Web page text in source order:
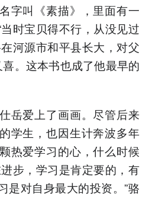
字叫《素描》，里面有一
时宝贝得不行，从没见过
河源市和平县长大，对父
喜。这本书也成了他最早的
岳爱上了画画。尽管后来
学生，也因生计奔波多年
热爱学习的心，什么时候
步，学习是肯定要的，有
是对自身最大的投资。”骆